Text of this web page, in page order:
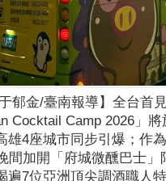
郁金/臺南報導】全台首
Cocktail Camp 2026」
雄4座城市同步引爆；作
間加開「府城微醺巴士
遍7位亞洲頂尖調酒職人